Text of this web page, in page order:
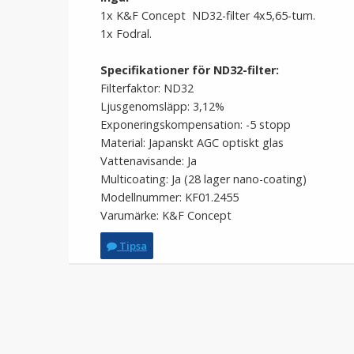
1x K&F Concept ND32-filter 4x5,65-tum.
1x Fodral.
Specifikationer för ND32-filter:
Filterfaktor: ND32
Ljusgenomsläpp: 3,12%
Exponeringskompensation: -5 stopp
Material: Japanskt AGC optiskt glas
Vattenavisande: Ja
Multicoating: Ja (28 lager nano-coating)
Modellnummer: KF01.2455
Varumärke: K&F Concept
Tipsa